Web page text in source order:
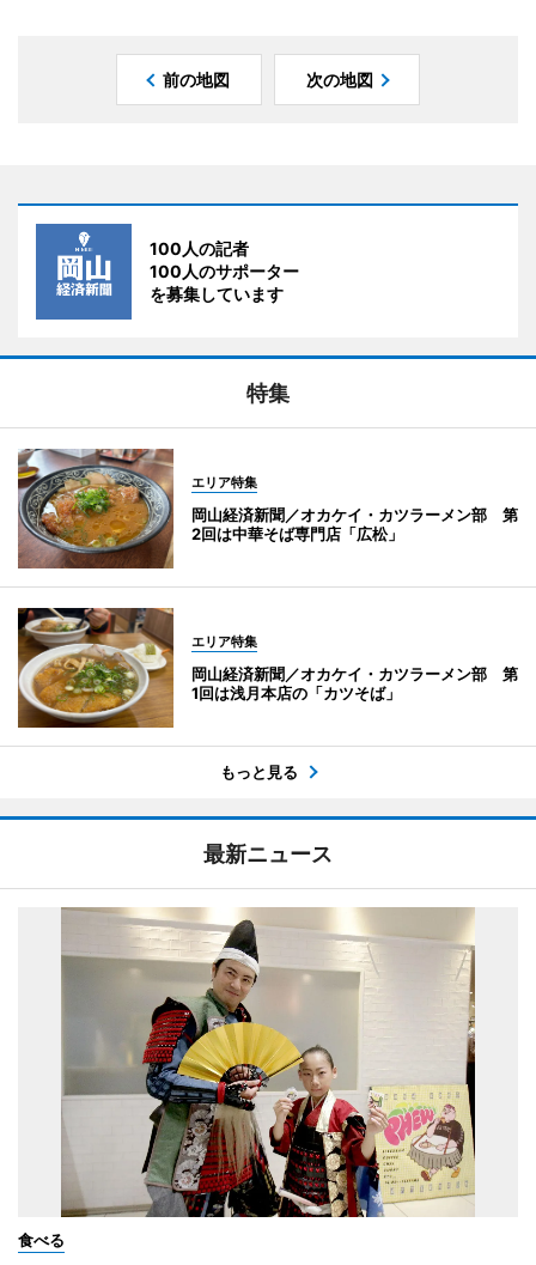
前の地図 次の地図
100人の記者
100人のサポーター
を募集しています
特集
エリア特集
岡山経済新聞／オカケイ・カツラーメン部 第
2回は中華そば専門店「広松」
エリア特集
岡山経済新聞／オカケイ・カツラーメン部 第
1回は浅月本店の「カツそば」
もっと見る
最新ニュース
食べる